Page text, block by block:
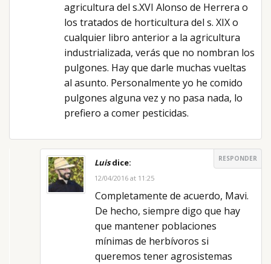
agricultura del s.XVI Alonso de Herrera o
los tratados de horticultura del s. XIX o
cualquier libro anterior a la agricultura
industrializada, verás que no nombran los
pulgones. Hay que darle muchas vueltas
al asunto. Personalmente yo he comido
pulgones alguna vez y no pasa nada, lo
prefiero a comer pesticidas.
Luisdice: RESPONDER
12/04/2016 at 11:25
Completamente de acuerdo, Mavi.
De hecho, siempre digo que hay
que mantener poblaciones
mínimas de herbívoros si
queremos tener agrosistemas